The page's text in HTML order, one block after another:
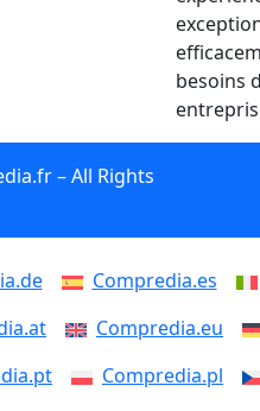
besoins
– All Rights
Compredia.es
Compredia.eu
Compredia.pl